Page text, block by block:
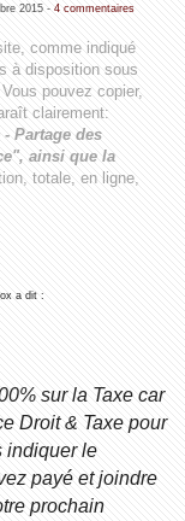
2015- 4 commentaires
comme indiqué
à disposition sous
pouvez copier,
clairement:
Partage des
ainsi que la
totale, en ligne,
a dit :
sur la Taxe car
Droit & Taxe pour
indiquer le
payé et joindre
prochain